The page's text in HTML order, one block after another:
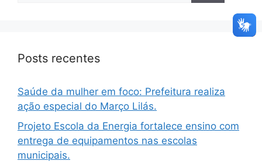
Posts recentes
Saúde da mulher em foco: Prefeitura realiza
ação especial do Março Lilás.
Projeto Escola da Energia fortalece ensino com
entrega de equipamentos nas escolas
municipais.